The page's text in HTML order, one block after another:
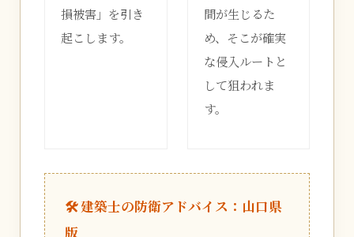
損被害」を引き
起こします。
間が生じるた
め、そこが確実
な侵入ルートと
して狙われま
す。
🛠️ 建築士の防衛アドバイス：山口県
版